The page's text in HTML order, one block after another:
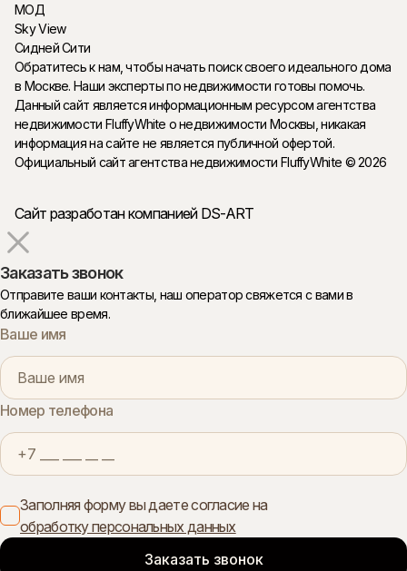
МОД
Sky View
Сидней Сити
Обратитесь к нам, чтобы начать поиск своего идеального дома
в Москве. Наши эксперты по недвижимости готовы помочь.
Данный сайт является информационным ресурсом агентства
недвижимости FluffyWhite о недвижимости Москвы, никакая
информация на сайте не является публичной офертой.
Официальный сайт агентства недвижимости FluffyWhite © 2026
Сайт разработан компанией DS-ART
Заказать звонок
Отправите ваши контакты, наш оператор свяжется с вами в
ближайшее время.
Ваше имя
Номер телефона
Заполняя форму вы даете согласие на
обработку персональных данных